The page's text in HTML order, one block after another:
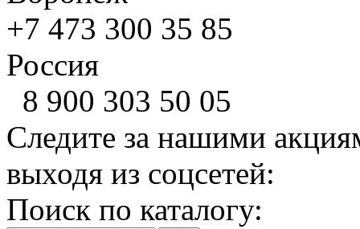
+7 473 300 35 85
Россия
8 900 303 50 05
Следите за нашими
выходя из соцсетей:
Поиск по каталогу: